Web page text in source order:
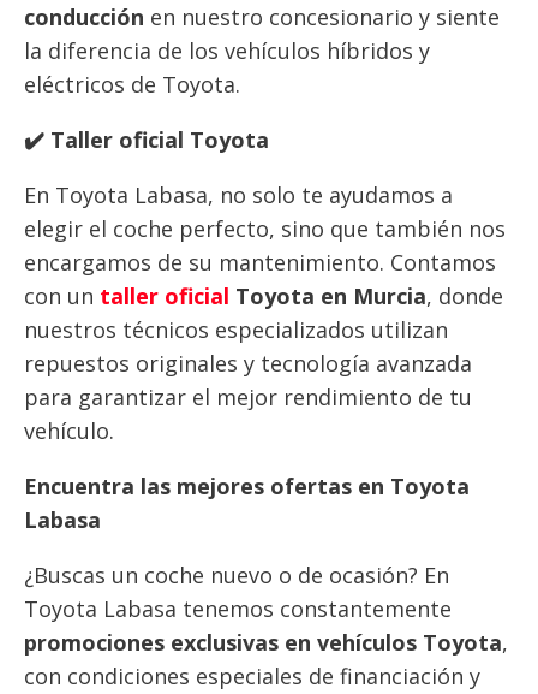
conducción en nuestro concesionario y siente
la diferencia de los vehículos híbridos y
eléctricos de Toyota.
✔️ Taller oficial Toyota
En Toyota Labasa, no solo te ayudamos a
elegir el coche perfecto, sino que también nos
encargamos de su mantenimiento. Contamos
con un taller oficial Toyota en Murcia, donde
nuestros técnicos especializados utilizan
repuestos originales y tecnología avanzada
para garantizar el mejor rendimiento de tu
vehículo.
Encuentra las mejores ofertas en Toyota
Labasa
¿Buscas un coche nuevo o de ocasión? En
Toyota Labasa tenemos constantemente
promociones exclusivas en vehículos Toyota,
con condiciones especiales de financiación y